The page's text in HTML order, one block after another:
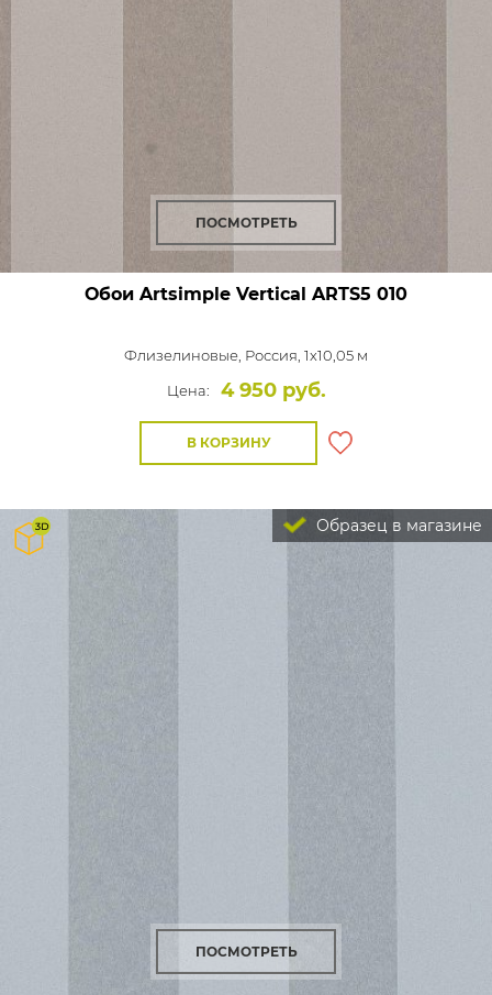
ПОСМОТРЕТЬ
Обои Artsimple Vertical ARTS5 010
Флизелиновые, Россия, 1x10,05 м
Цена:
4 950 руб.
В КОРЗИНУ
Образец в магазине
ПОСМОТРЕТЬ